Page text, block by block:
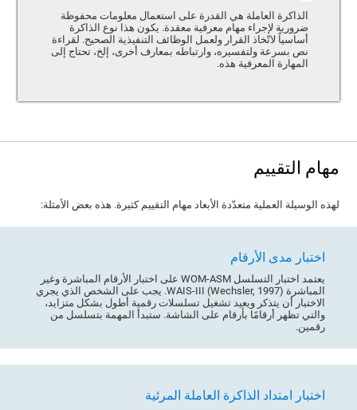
الذاكرة العاملة هي القدرة على استعمال معلومات محفوظة
ضرورية لإجراء مهام معرفية معقدة. يكون هذا نوع الذاكرة
أساسياً لاتّخاذ القرار ولعمل الوظائف التنفيذية الصحيح. لقراءة
نص بسرعة ولتفسيره، وارتباطه بمعارف أخرى، إلخ، تحتاج إلى
المهارة المعرفية هذه.
مهام التقييم
لهذه الوسيلة العملية متعدّدة الأبعاد مهام التقييم كثيرة. هذه بعض الأمثلة:
اختبار مدى الأرقام
يعتمد اختبار التسلسل WOM-ASM على اختبار الأرقام المباشرة وغير
المباشرة WAIS-III (Wechsler, 1997). يجب على الشخص الذي يجري
الاختبار أن يتذكر ويعيد تشغيل تسلسلات رقمية أطول بشكل متزايد،
والتي تظهر أرقامًا بأرقام على الشاشة. ستبدأ المهمة بتسلسل من
رقمين.
اختبار امتداد الذاكرة العاملة المرئية